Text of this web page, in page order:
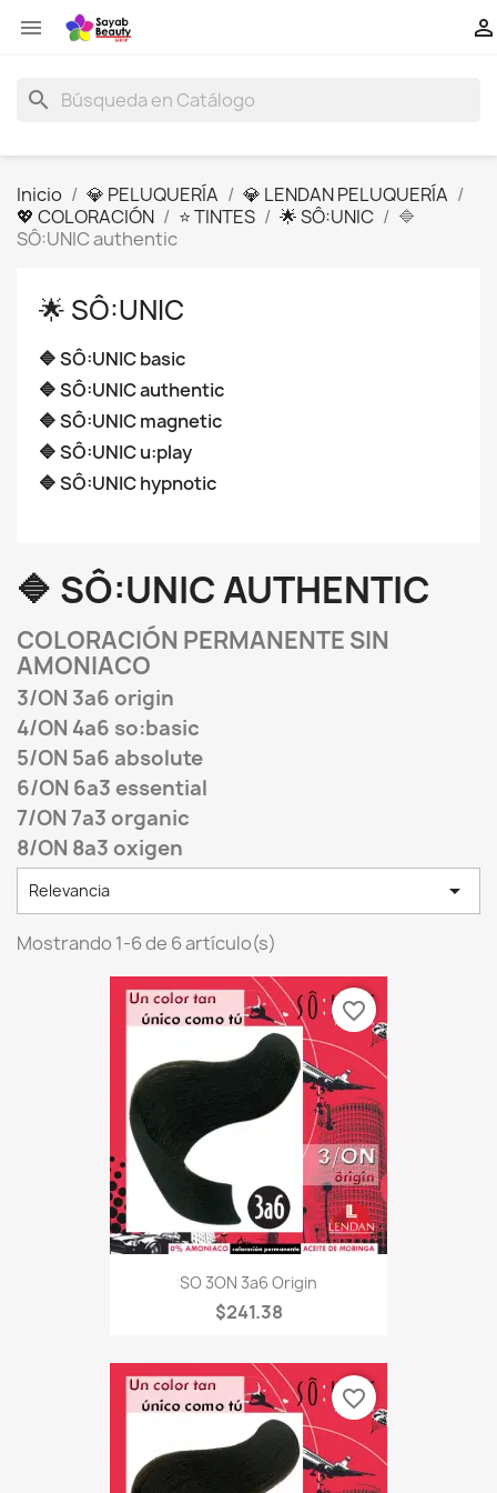
 
search
Inicio 💎 PELUQUERÍA
💎 LENDAN PELUQUERÍA
💖 COLORACIÓN
⭐ TINTES 🌟 SÔ:UNIC
🔷
SÔ:UNIC authentic
🌟 SÔ:UNIC
🔷 SÔ:UNIC basic
🔷 SÔ:UNIC authentic
🔷 SÔ:UNIC magnetic
🔷 SÔ:UNIC u:play
🔷 SÔ:UNIC hypnotic
🔷 SÔ:UNIC AUTHENTIC
COLORACIÓN PERMANENTE SIN
AMONIACO
3/ON 3a6 origin
4/ON 4a6 so:basic
5/ON 5a6 absolute
6/ON 6a3 essential
7/ON 7a3 organic
8/ON 8a3 oxigen
Relevancia 
Mostrando 1-6 de 6 artículo(s)
SO 3ON 3a6 Origin
$241.38
favorite_border
favorite_border